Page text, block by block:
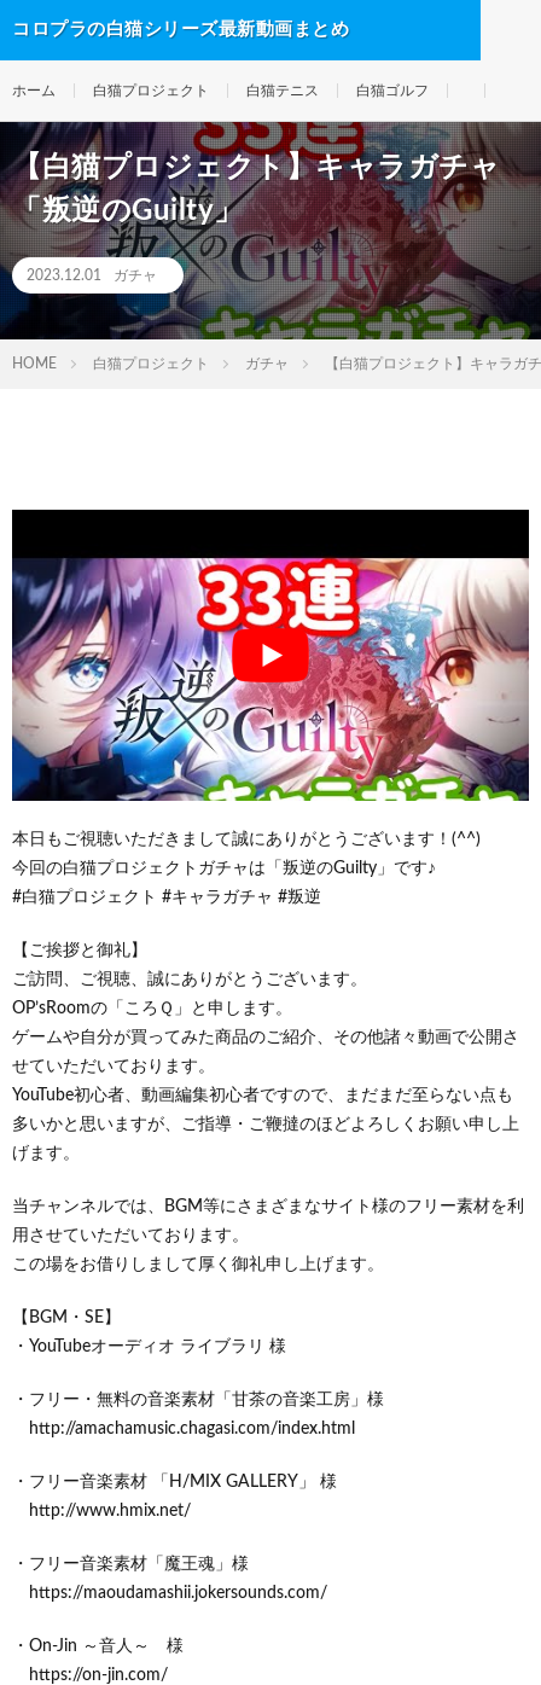
コロプラの白猫シリーズ最新動画まとめ
ホーム 白猫プロジェクト 白猫テニス 白猫ゴルフ
【白猫プロジェクト】キャラガチャ
「叛逆のGuilty」
2023.12.01 ガチャ
HOME 白猫プロジェクト ガチャ 【白猫プロジェクト】キャラガ
本日もご視聴いただきまして誠にありがとうございます！(^^)
今回の白猫プロジェクトガチャは「叛逆のGuilty」です♪
#白猫プロジェクト #キャラガチャ #叛逆
【ご挨拶と御礼】
ご訪問、ご視聴、誠にありがとうございます。
OP’sRoomの「ころＱ」と申します。
ゲームや自分が買ってみた商品のご紹介、その他諸々動画で公開さ
せていただいております。
YouTube初心者、動画編集初心者ですので、まだまだ至らない点も
多いかと思いますが、ご指導・ご鞭撻のほどよろしくお願い申し上
げます。
当チャンネルでは、BGM等にさまざまなサイト様のフリー素材を利
用させていただいております。
この場をお借りしまして厚く御礼申し上げます。
【BGM・SE】
・YouTubeオーディオ ライブラリ 様
・フリー・無料の音楽素材「甘茶の音楽工房」様
http://amachamusic.chagasi.com/index.html
・フリー音楽素材 「H/MIX GALLERY」 様
http://www.hmix.net/
・フリー音楽素材「魔王魂」様
https://maoudamashii.jokersounds.com/
・On-Jin ～音人～ 様
https://on-jin.com/